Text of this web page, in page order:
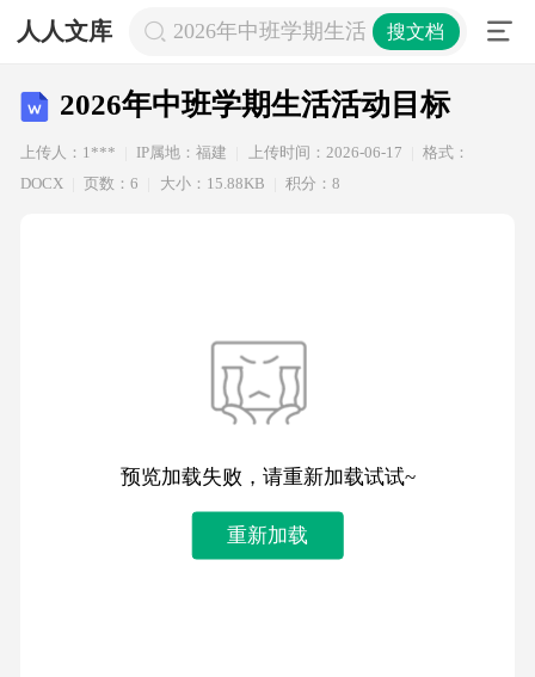
人人文库 2026年中班学期生活活动目标
搜文档
2026年中班学期生活活动目标
上传人：1*** IP属地：福建 上传时间：2026-06-17
格式：
DOCX
页数：6 大小：15.88KB 积分：8
预览加载失败，请重新加载试试~
重新加载